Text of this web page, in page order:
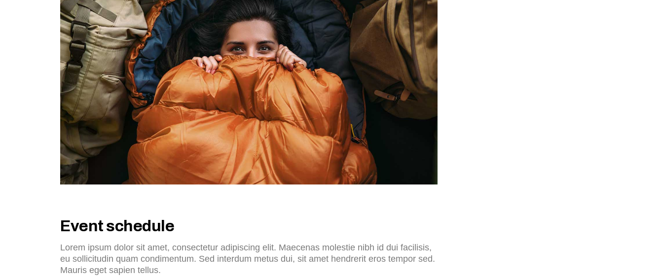
Event schedule
Lorem ipsum dolor sit amet, consectetur adipiscing elit. Maecenas molestie nibh id dui facilisis,
eu sollicitudin quam condimentum. Sed interdum metus dui, sit amet hendrerit eros tempor sed.
Mauris eget sapien tellus.